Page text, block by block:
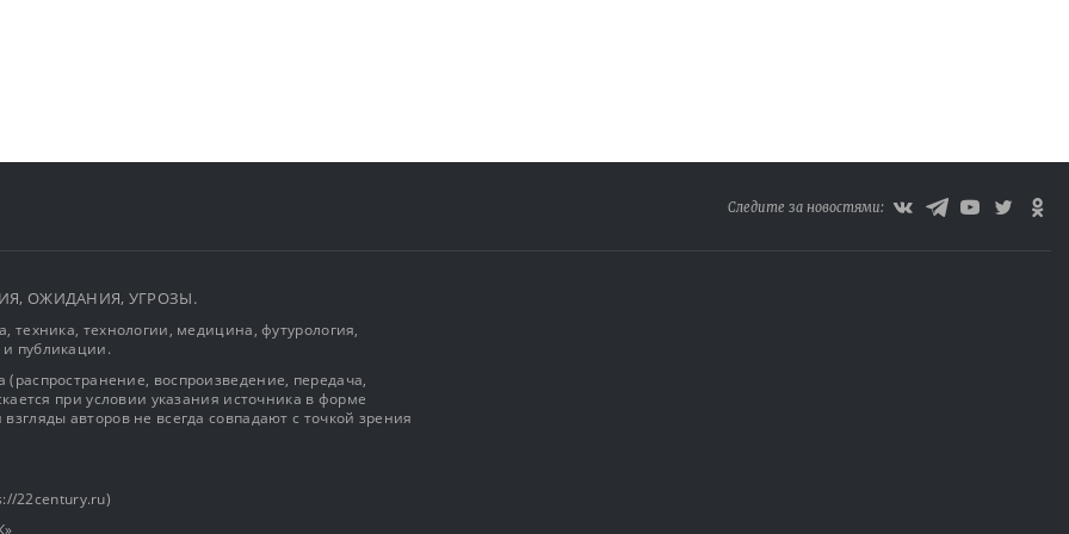
Следите за новостями:
ОЖИДАНИЯ, УГРОЗЫ.
техника, технологии, медицина, футурология,
публикации.
воспроизведение, передача,
при условии указания источника в форме
авторов не всегда совпадают с точкой зрения
22century.ru)